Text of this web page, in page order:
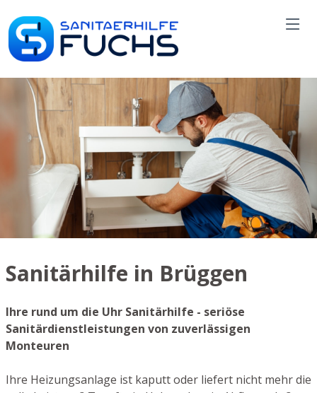
Sanitärhilfe in Brüggen
Ihre rund um die Uhr Sanitärhilfe - seriöse
Sanitärdienstleistungen von zuverlässigen
Monteuren
Ihre Heizungsanlage ist kaputt oder liefert nicht mehr die